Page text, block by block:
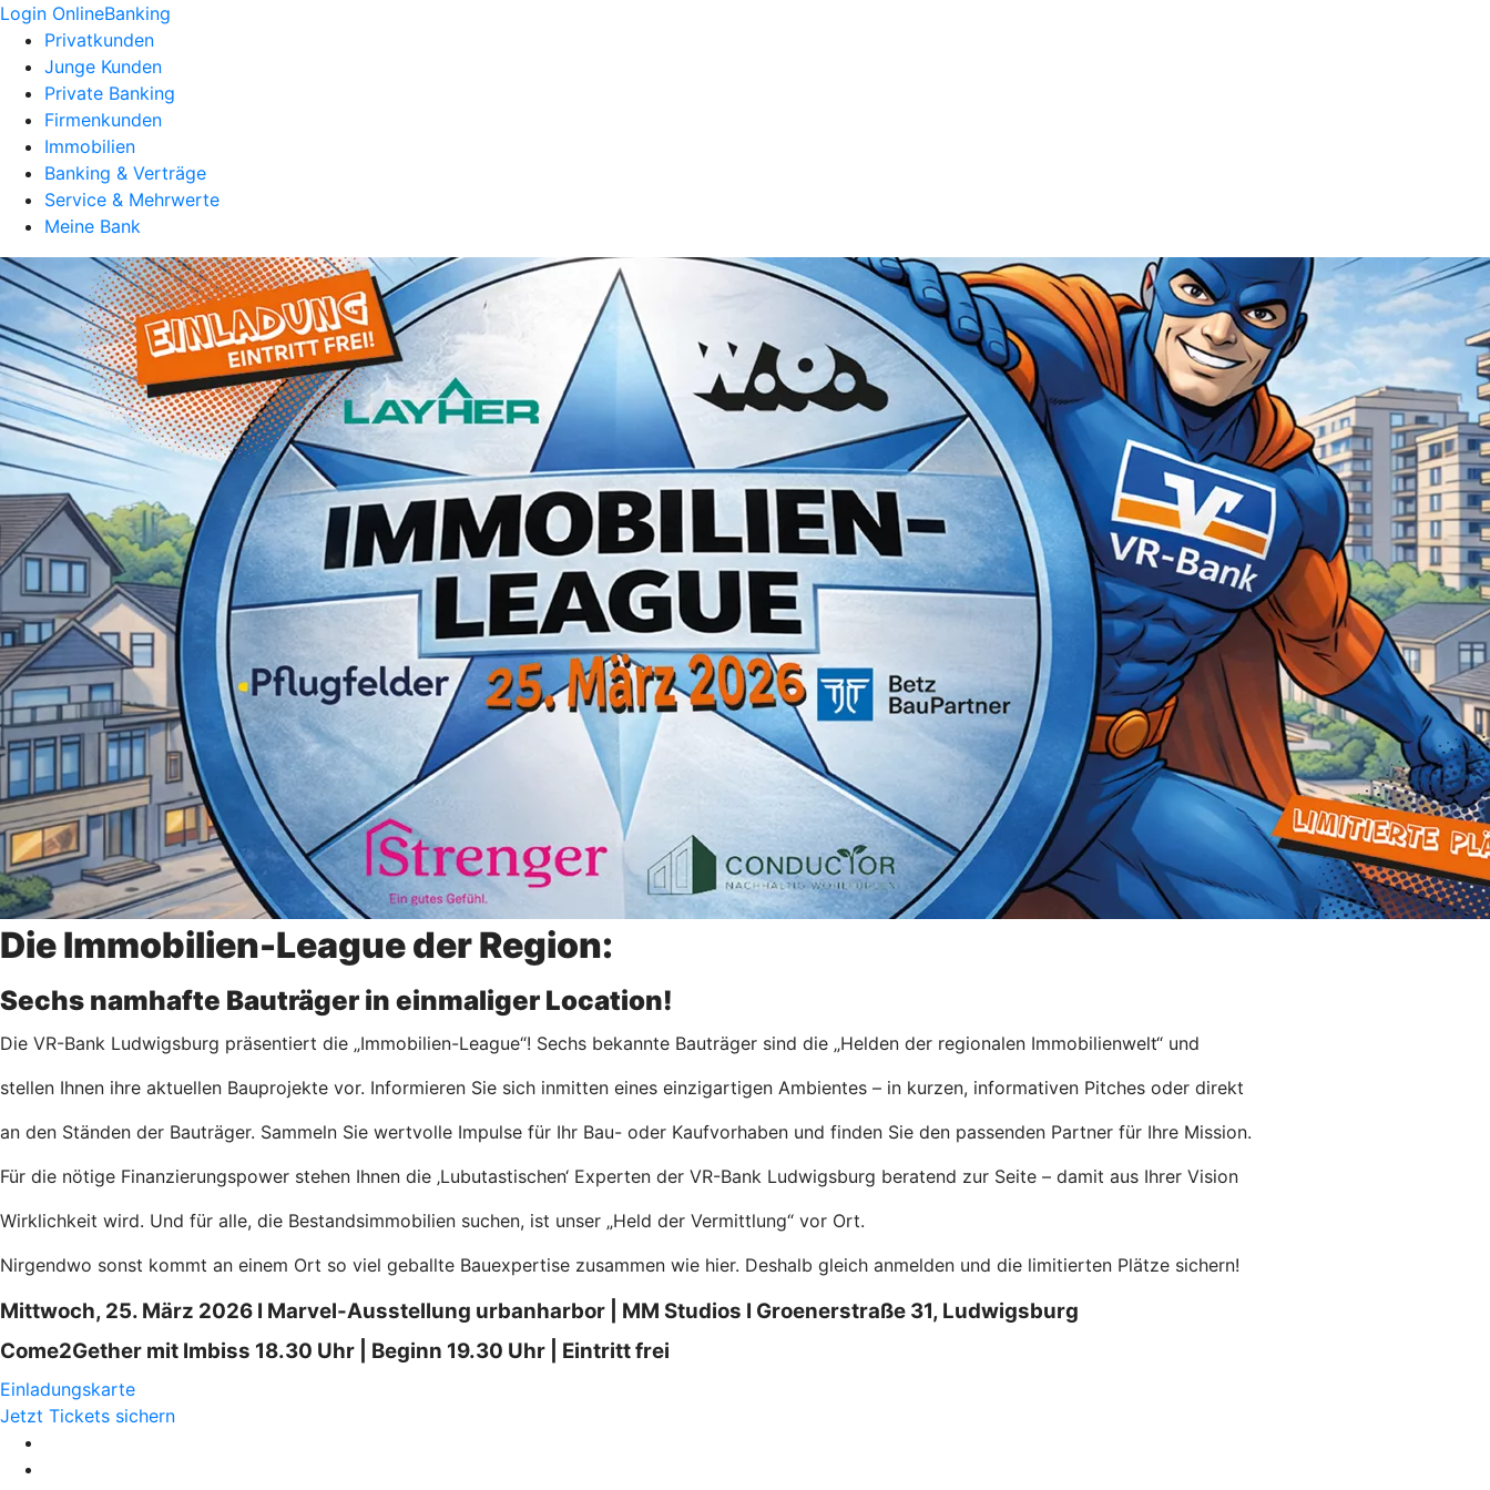
Login OnlineBanking
Privatkunden
Junge Kunden
Private Banking
Firmenkunden
Immobilien
Banking & Verträge
Service & Mehrwerte
Meine Bank
Die Immobilien-League der Region:
Sechs namhafte Bauträger in einmaliger Location!
Die VR-Bank Ludwigsburg präsentiert die „Immobilien-League“! Sechs bekannte Bauträger sind die „Helden der regionalen Immobilienwelt“ und
stellen Ihnen ihre aktuellen Bauprojekte vor. Informieren Sie sich inmitten eines einzigartigen Ambientes – in kurzen, informativen Pitches oder direkt
an den Ständen der Bauträger. Sammeln Sie wertvolle Impulse für Ihr Bau- oder Kaufvorhaben und finden Sie den passenden Partner für Ihre Mission.
Für die nötige Finanzierungspower stehen Ihnen die ‚Lubutastischen‘ Experten der VR-Bank Ludwigsburg beratend zur Seite – damit aus Ihrer Vision
Wirklichkeit wird. Und für alle, die Bestandsimmobilien suchen, ist unser „Held der Vermittlung“ vor Ort.
Nirgendwo sonst kommt an einem Ort so viel geballte Bauexpertise zusammen wie hier. Deshalb gleich anmelden und die limitierten Plätze sichern!
Mittwoch, 25. März 2026 I Marvel-Ausstellung urbanharbor | MM Studios I Groenerstraße 31, Ludwigsburg
Come2Gether mit Imbiss 18.30 Uhr | Beginn 19.30 Uhr | Eintritt frei
Einladungskarte
Jetzt Tickets sichern